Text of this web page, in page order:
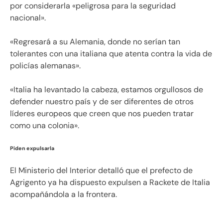
por considerarla «peligrosa para la seguridad
nacional».
«Regresará a su Alemania, donde no serían tan
tolerantes con una italiana que atenta contra la vida de
policías alemanas».
«Italia ha levantado la cabeza, estamos orgullosos de
defender nuestro país y de ser diferentes de otros
líderes europeos que creen que nos pueden tratar
como una colonia».
Piden expulsarla
El Ministerio del Interior detalló que el prefecto de
Agrigento ya ha dispuesto expulsen a Rackete de Italia
acompañándola a la frontera.